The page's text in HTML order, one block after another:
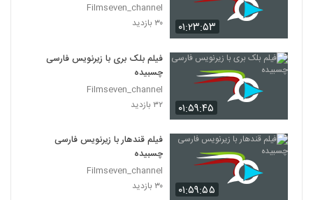
۰۱:۲۳:۵۳
Filmseven_channel
۳۰ بازدید
۰۱:۵۹:۴۵
فیلم بلک بری با زیرنویس فارسی
چسبیده
Filmseven_channel
۳۲ بازدید
۰۱:۵۹:۵۵
فیلم قندهار با زیرنویس فارسی
چسبیده
Filmseven_channel
۳۰ بازدید